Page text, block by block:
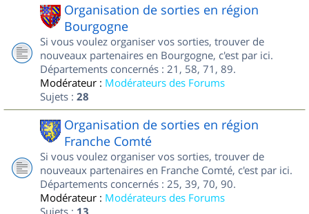
Organisation de sorties en région
Bourgogne
Si vous voulez organiser vos sorties, trouver de
nouveaux partenaires en Bourgogne, c'est par ici.
Départements concernés : 21, 58, 71, 89.
Modérateur : Modérateurs des Forums
Sujets : 28
Organisation de sorties en région
Franche Comté
Si vous voulez organiser vos sorties, trouver de
nouveaux partenaires en Franche Comté, c'est par ici.
Départements concernés : 25, 39, 70, 90.
Modérateur : Modérateurs des Forums
Sujets :